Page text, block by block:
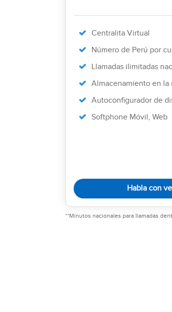
Centralita Virtual
Número de Perú por
Llamadas ilimitadas
Almacenamiento en la
Autoconfigurador de
Softphone Móvil, Web
Habla con
**Minutos nacionales para llamadas